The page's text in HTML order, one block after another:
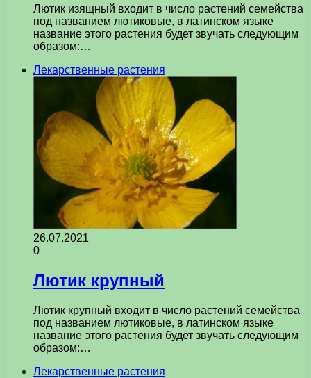
Лютик изящный входит в число растений семейства
под названием лютиковые, в латинском языке
название этого растения будет звучать следующим
образом:…
Лекарственные растения
26.07.2021
0
Лютик крупный
Лютик крупный входит в число растений семейства
под названием лютиковые, в латинском языке
название этого растения будет звучать следующим
образом:…
Лекарственные растения